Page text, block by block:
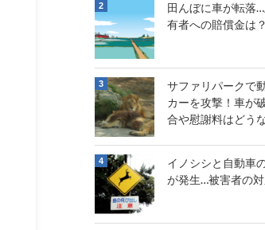
田んぼに車が転落
有者への賠償金は
サファリパークで
カーを攻撃！車が
合や慰謝料はどう
イノシシと自動車
が発生…被害者の対